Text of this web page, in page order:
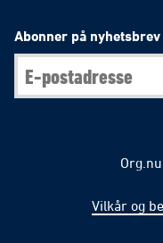
Abonner på
Vilkår og